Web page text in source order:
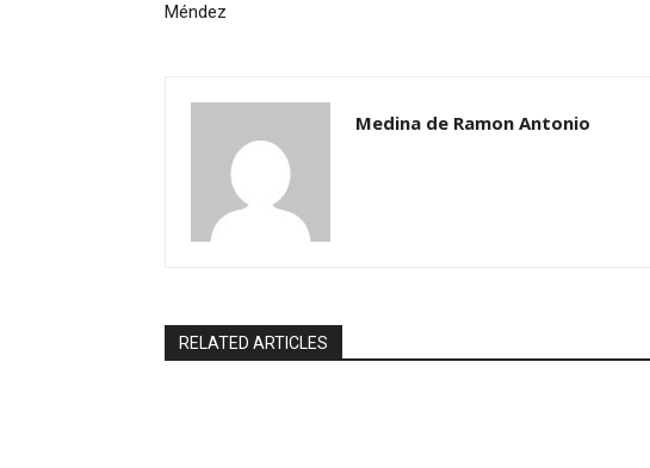
Méndez
Medina de Ramon Antonio
RELATED ARTICLES